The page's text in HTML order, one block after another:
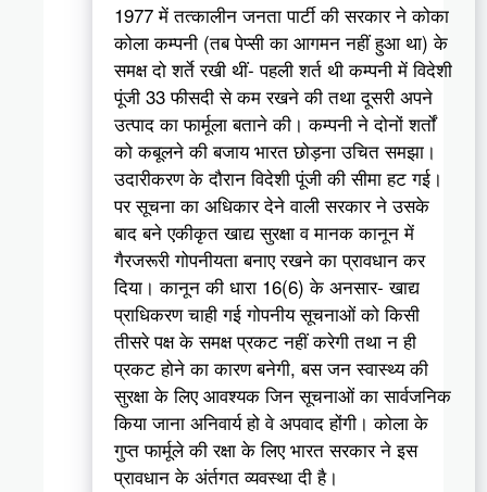
1977 में तत्कालीन जनता पार्टी की सरकार ने कोका
कोला कम्पनी (तब पेप्सी का आगमन नहीं हुआ था) के
समक्ष दो शर्ते रखी थीं- पहली शर्त थी कम्पनी में विदेशी
पूंजी 33 फीसदी से कम रखने की तथा दूसरी अपने
उत्पाद का फार्मूला बताने की। कम्पनी ने दोनों शर्तों
को कबूलने की बजाय भारत छोड़ना उचित समझा।
उदारीकरण के दौरान विदेशी पूंजी की सीमा हट गई।
पर सूचना का अधिकार देने वाली सरकार ने उसके
बाद बने एकीकृत खाद्य सुरक्षा व मानक कानून में
गैरजरूरी गोपनीयता बनाए रखने का प्रावधान कर
दिया। कानून की धारा 16(6) के अनसार- खाद्य
प्राधिकरण चाही गई गोपनीय सूचनाओं को किसी
तीसरे पक्ष के समक्ष प्रकट नहीं करेगी तथा न ही
प्रकट होने का कारण बनेगी, बस जन स्वास्थ्य की
सुरक्षा के लिए आवश्यक जिन सूचनाओं का सार्वजनिक
किया जाना अनिवार्य हो वे अपवाद होंगी। कोला के
गुप्त फार्मूले की रक्षा के लिए भारत सरकार ने इस
प्रावधान के अंर्तगत व्यवस्था दी है।